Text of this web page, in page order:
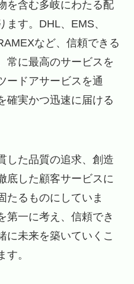
を含む多岐にわたる配
す。DHL、EMS、
など、信頼できる
常に最高のサービスを
ードアサービスを通
確実かつ迅速に届ける
した品質の追求、創造
底した顧客サービスに
たるものにしていま
第一に考え、信頼でき
に未来を築いていくこ
。